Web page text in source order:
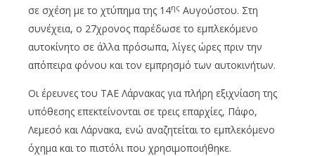
σε σχέση με το χτύπημα της 14ης Αυγούστου. Στη
συνέχεια, ο 27χρονος παρέδωσε το εμπλεκόμενο
αυτοκίνητο σε άλλα πρόσωπα, λίγες ώρες πριν την
απόπειρα φόνου και τον εμπρησμό των αυτοκινήτων.
Οι έρευνες του ΤΑΕ Λάρνακας για πλήρη εξιχνίαση της
υπόθεσης επεκτείνονται σε τρεις επαρχίες, Πάφο,
Λεμεσό και Λάρνακα, ενώ αναζητείται το εμπλεκόμενο
όχημα και το πιστόλι που χρησιμοποιήθηκε.